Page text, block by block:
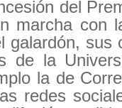
del
marcha con
galardón, sus
de la
la de
redes